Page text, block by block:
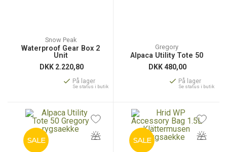
Snow Peak
Waterproof Gear Box 2
Unit
DKK 2.220,80
På lager
Se status i butik
Gregory
Alpaca Utility Tote 50
DKK480,00
På lager
Se status i butik
SALE SALE